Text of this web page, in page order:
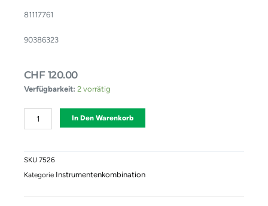
81117761
90386323
CHF120.00
Verfügbarkeit: 2 vorrätig
Instrumentenkombination
CORSA
In Den Warenkorb
SKU 7526
Kategorie Instrumentenkombination